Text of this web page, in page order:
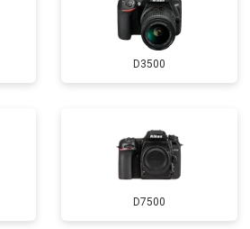
D3500
D7500